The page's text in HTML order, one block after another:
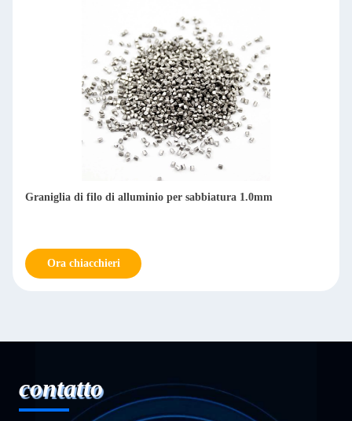
Graniglia di filo di alluminio per sabbiatura 1.0mm
Ora chiacchieri
contatto